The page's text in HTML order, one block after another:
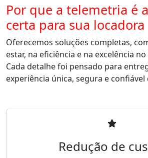
Por que a telemetria é
certa para sua locadora
Oferecemos soluções completas,
estar, na eficiência e na excelência
Cada detalhe foi pensado para
experiência única, segura e
Redução de